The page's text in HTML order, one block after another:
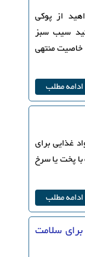
از پوکی
سیب سبز
خاصیت منتهی
ادامه مطلب
غذایی برای
پخت یا سرخ
ادامه مطلب
سلامت